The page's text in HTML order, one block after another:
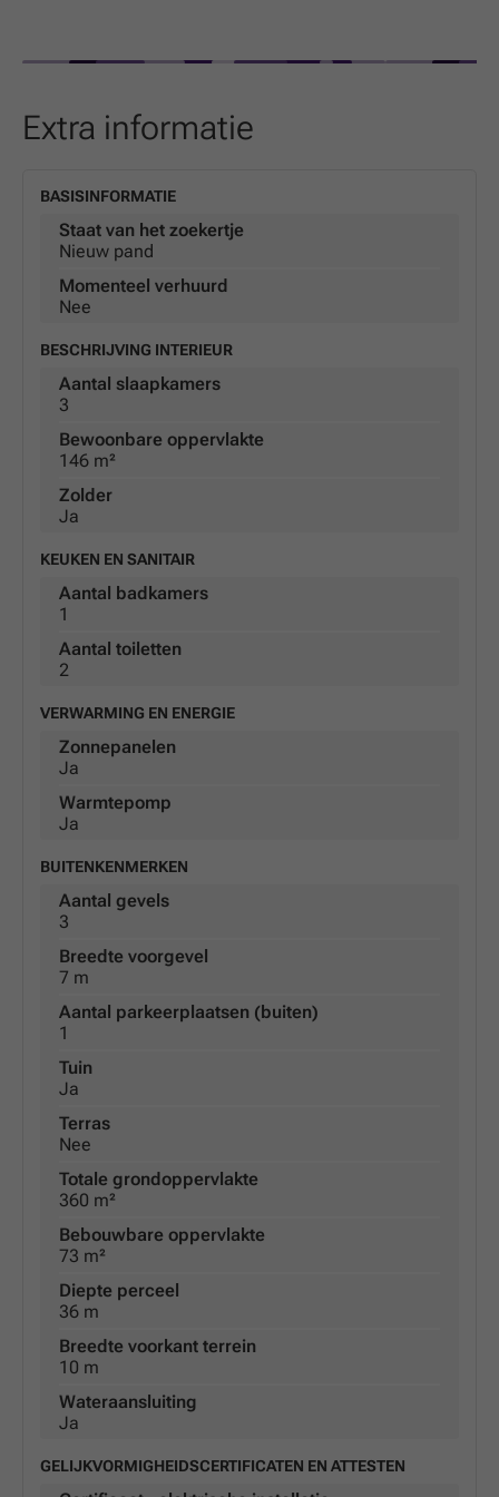
Extra informatie
BASISINFORMATIE
Staat van het zoekertje
Nieuw pand
Momenteel verhuurd
Nee
BESCHRIJVING INTERIEUR
Aantal slaapkamers
3
Bewoonbare oppervlakte
146 m²
Zolder
Ja
KEUKEN EN SANITAIR
Aantal badkamers
1
Aantal toiletten
2
VERWARMING EN ENERGIE
Zonnepanelen
Ja
Warmtepomp
Ja
BUITENKENMERKEN
Aantal gevels
3
Breedte voorgevel
7 m
Aantal parkeerplaatsen (buiten)
1
Tuin
Ja
Terras
Nee
Totale grondoppervlakte
360 m²
Bebouwbare oppervlakte
73 m²
Diepte perceel
36 m
Breedte voorkant terrein
10 m
Wateraansluiting
Ja
GELIJKVORMIGHEIDSCERTIFICATEN EN ATTESTEN